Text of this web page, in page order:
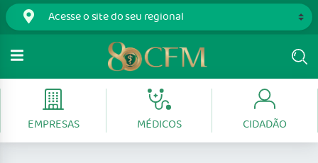
EMPRESAS MÉDICOS CIDADÃO